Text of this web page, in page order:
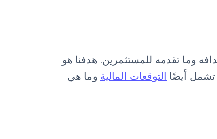
وما تقدمه للمستثمرين. هدفنا هو
تشمل أيضًا التوقعات المالية وما هي